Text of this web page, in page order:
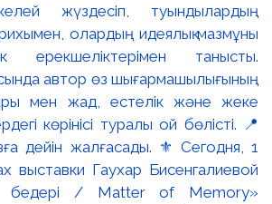
жүздесіп, туындылардың
олардың идеялық мазмұны
ерекшеліктерімен танысты.
автор өз шығармашылығының
мен жад, естелік және жеке
көрінісі туралы ой бөлісті. 📍
дейін жалғасады. ⚜️ Сегодня, 1
выставки Гаухар Бисенгалиевой
бедері / Matter of Memory»